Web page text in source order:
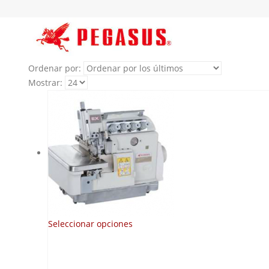
Ordenar por:
Mostrar:
Seleccionar opciones